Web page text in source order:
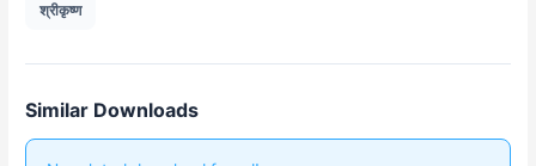
श्रीकृष्ण
Similar Downloads